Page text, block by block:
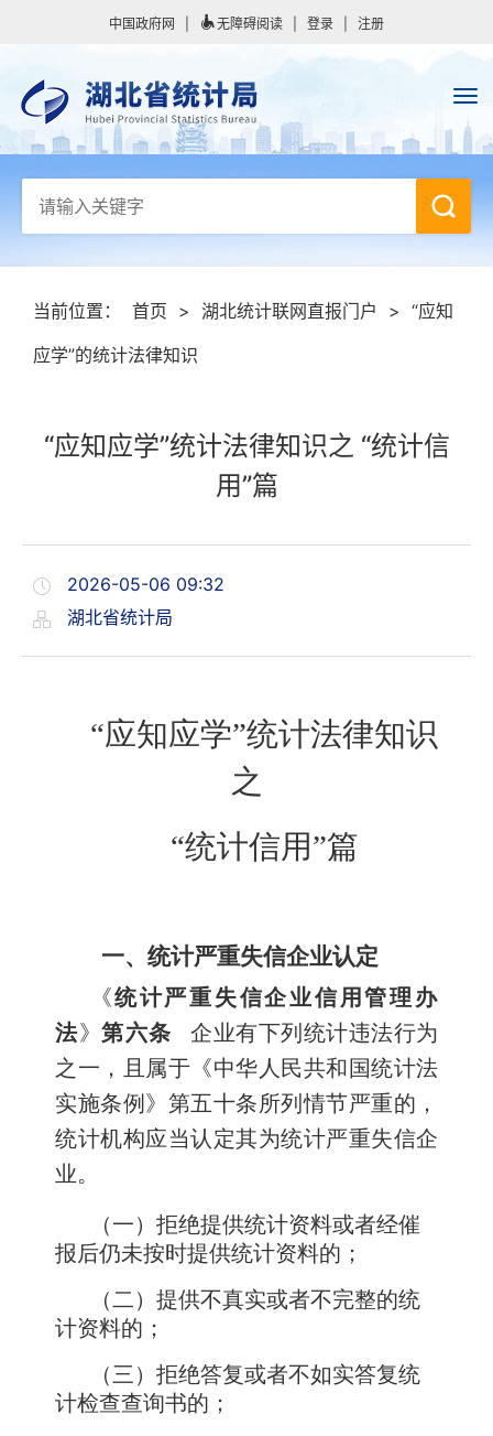
中国政府网 无障碍阅读 登录 注册
当前位置： 首页 > 湖北统计联网直报门户 > “应知
应学”的统计法律知识
“应知应学”统计法律知识之 “统计信
用”篇
2026-05-06 09:32
湖北省统计局
“应知应学”统计法律知识
之
“统计信用”篇
一、统计严重失信企业认定
《统计严重失信企业信用管理办
法》 第六条
企业有下列统计违法行为
之一，且属于《中华人民共和国统计法
实施条例》第五十条所列情节严重的，
统计机构应当认定其为统计严重失信企
业。
（一）拒绝提供统计资料或者经催
报后仍未按时提供统计资料的；
（二）提供不真实或者不完整的统
计资料的；
（三）拒绝答复或者不如实答复统
计检查查询书的；